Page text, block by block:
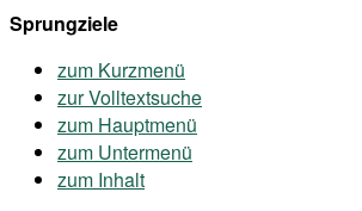
Sprungziele
zum Kurzmenü
zur Volltextsuche
zum Hauptmenü
zum Untermenü
zum Inhalt